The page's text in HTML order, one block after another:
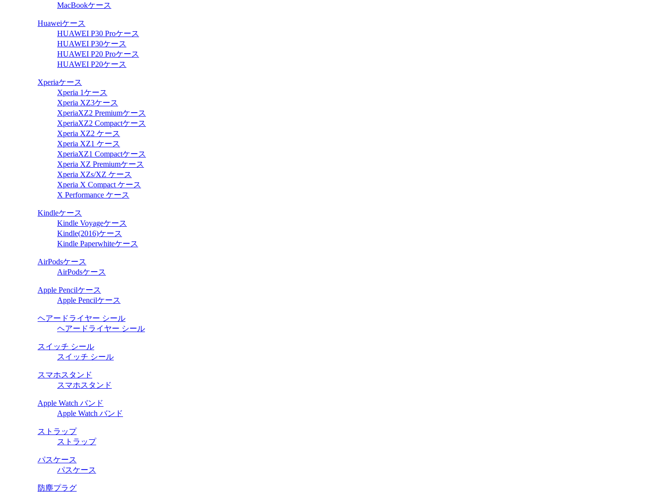
MacBookケース
Huaweiケース
HUAWEI P30 Proケース
HUAWEI P30ケース
HUAWEI P20 Proケース
HUAWEI P20ケース
Xperiaケース
Xperia 1ケース
Xperia XZ3ケース
XperiaXZ2 Premiumケース
XperiaXZ2 Compactケース
Xperia XZ2 ケース
Xperia XZ1 ケース
XperiaXZ1 Compactケース
Xperia XZ Premiumケース
Xperia XZs/XZ ケース
Xperia X Compact ケース
X Performance ケース
Kindleケース
Kindle Voyageケース
Kindle(2016)ケース
Kindle Paperwhiteケース
AirPodsケース
AirPodsケース
Apple Pencilケース
Apple Pencilケース
ヘアードライヤー シール
ヘアードライヤー シール
スイッチ シール
スイッチ シール
スマホスタンド
スマホスタンド
Apple Watch バンド
Apple Watch バンド
ストラップ
ストラップ
パスケース
パスケース
防塵プラグ